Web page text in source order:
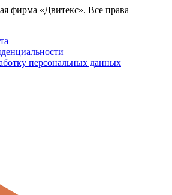
фирма «Двитекс». Все права
персональных данных